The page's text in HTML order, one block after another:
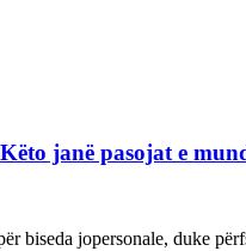
janë pasojat e
biseda jopersonale, duke